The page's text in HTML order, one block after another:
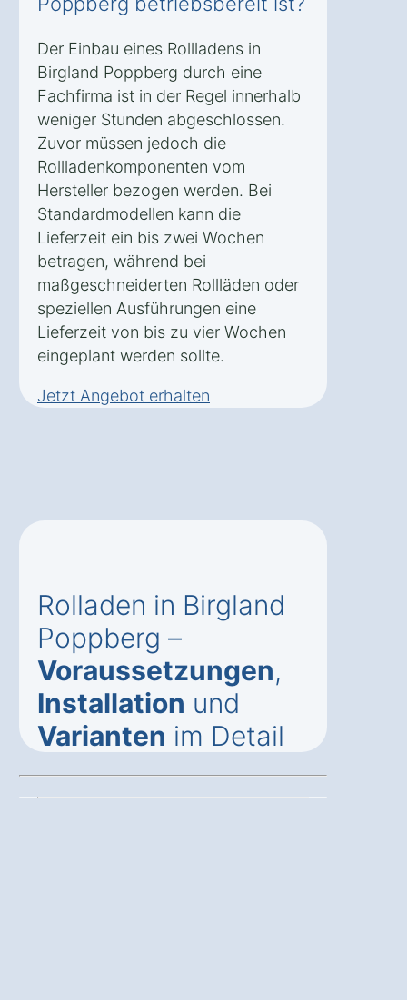
Der Einbau eines Rollladens in
Birgland Poppberg durch eine
Fachfirma ist in der Regel innerhalb
weniger Stunden abgeschlossen.
Zuvor müssen jedoch die
Rollladenkomponenten vom
Hersteller bezogen werden. Bei
Standardmodellen kann die
Lieferzeit ein bis zwei Wochen
betragen, während bei
maßgeschneiderten Rollläden oder
speziellen Ausführungen eine
Lieferzeit von bis zu vier Wochen
eingeplant werden sollte.
Jetzt Angebot erhalten
Rolladen in Birgland
Poppberg –
Voraussetzungen,
Installation und
Varianten im Detail